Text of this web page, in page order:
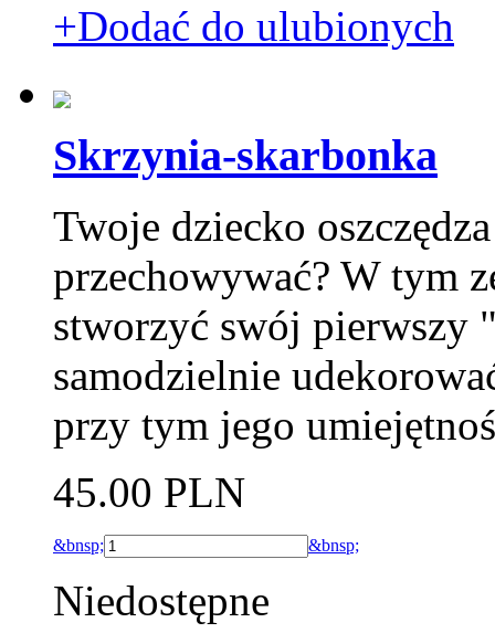
+Dodać do ulubionych
Skrzynia-skarbonka
Twoje dziecko
przechowywać? W tym
stworzyć swój pierwszy
samodzielnie
przy tym jego
45.00 PLN
&bnsp; &bnsp;
Niedostępne